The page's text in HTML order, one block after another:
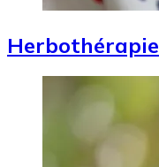
Herbothérapie